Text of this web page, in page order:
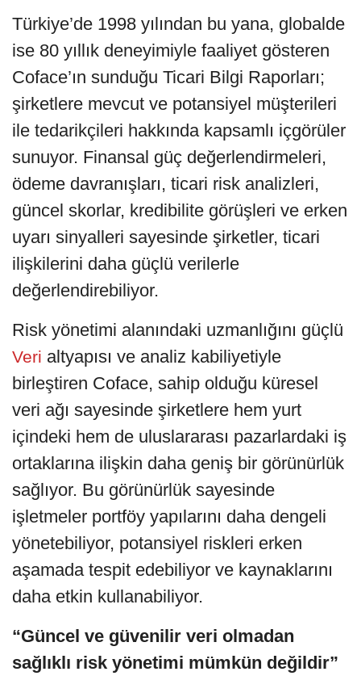
Türkiye’de 1998 yılından bu yana, globalde
ise 80 yıllık deneyimiyle faaliyet gösteren
Coface’ın sunduğu Ticari Bilgi Raporları;
şirketlere mevcut ve potansiyel müşterileri
ile tedarikçileri hakkında kapsamlı içgörüler
sunuyor. Finansal güç değerlendirmeleri,
ödeme davranışları, ticari risk analizleri,
güncel skorlar, kredibilite görüşleri ve erken
uyarı sinyalleri sayesinde şirketler, ticari
ilişkilerini daha güçlü verilerle
değerlendirebiliyor.
Risk yönetimi alanındaki uzmanlığını güçlü
Veri altyapısı ve analiz kabiliyetiyle
birleştiren Coface, sahip olduğu küresel
veri ağı sayesinde şirketlere hem yurt
içindeki hem de uluslararası pazarlardaki iş
ortaklarına ilişkin daha geniş bir görünürlük
sağlıyor. Bu görünürlük sayesinde
işletmeler portföy yapılarını daha dengeli
yönetebiliyor, potansiyel riskleri erken
aşamada tespit edebiliyor ve kaynaklarını
daha etkin kullanabiliyor.
“Güncel ve güvenilir veri olmadan
sağlıklı risk yönetimi mümkün değildir”